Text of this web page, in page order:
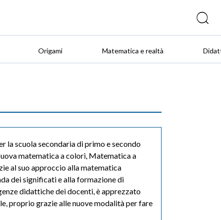
Origami Matematica e realtà
la scuola secondaria di primo e secondo
matematica a colori, Matematica a
al suo approccio alla matematica
dei significati e alla formazione di
didattiche dei docenti, è apprezzato
proprio grazie alle nuove modalità per fare